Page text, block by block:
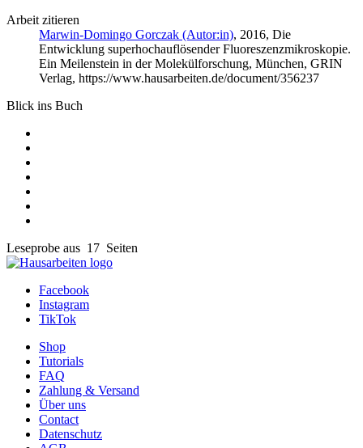
Arbeit zitieren
Marwin-Domingo Gorczak (Autor:in), 2016, Die
Entwicklung superhochauflösender Fluoreszenzmikroskopie.
Ein Meilenstein in der Molekülforschung, München, GRIN
Verlag, https://www.hausarbeiten.de/document/356237
Blick ins Buch
Leseprobe aus 17 Seiten
Facebook
Instagram
TikTok
Shop
Tutorials
FAQ
Zahlung & Versand
Über uns
Contact
Datenschutz